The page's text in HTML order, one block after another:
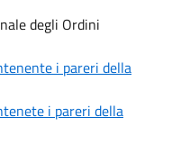
degli Ordini
i pareri della
i pareri della